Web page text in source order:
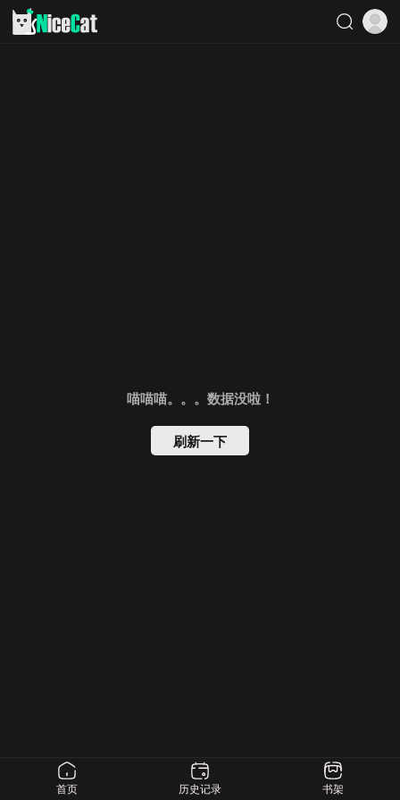
喵喵喵。。。数据没啦！
刷新一下
首页 历史记录 书架